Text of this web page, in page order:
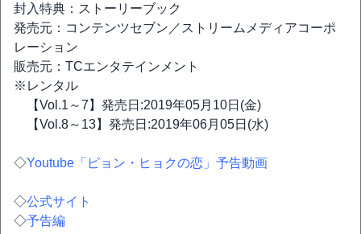
封入特典：ストーリーブック
発売元：コンテンツセブン／ストリームメディアコーポ
レーション
販売元：TCエンタテインメント
※レンタル
【Vol.1～7】発売日:2019年05月10日(金)
【Vol.8～13】発売日:2019年06月05日(水)
◇Youtube「ピョン・ヒョクの恋」予告動画
◇公式サイト
◇予告編